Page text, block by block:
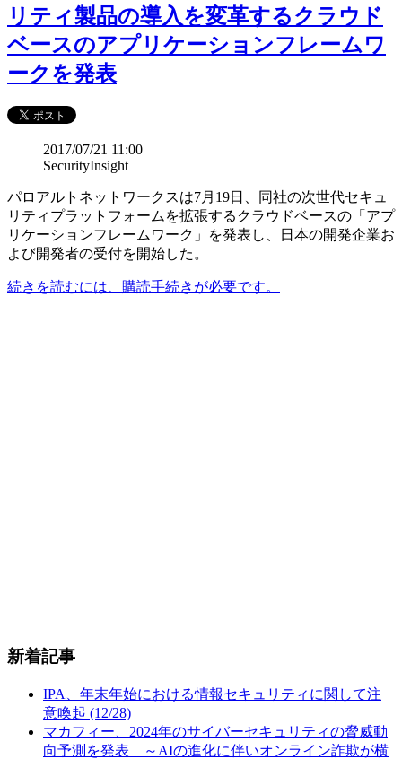
リティ製品の導入を変革するクラウド
ベースのアプリケーションフレームワ
ークを発表
2017/07/21 11:00
SecurityInsight
パロアルトネットワークスは7月19日、同社の次世代セキュ
リティプラットフォームを拡張するクラウドベースの「アプ
リケーションフレームワーク」を発表し、日本の開発企業お
よび開発者の受付を開始した。
続きを読むには、購読手続きが必要です。
新着記事
IPA、年末年始における情報セキュリティに関して注
意喚起 (12/28)
マカフィー、2024年のサイバーセキュリティの脅威動
向予測を発表 ～AIの進化に伴いオンライン詐欺が横